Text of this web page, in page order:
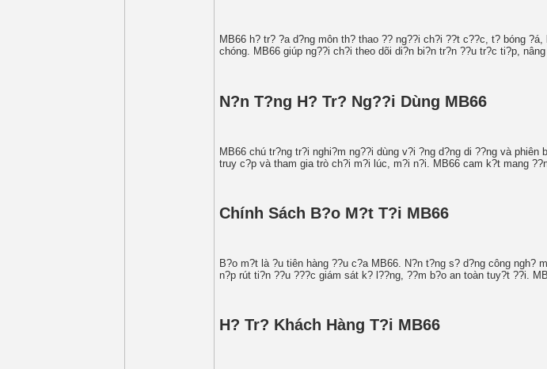
MB66 h? tr? ?a d?ng môn th? thao ?? ng??i ch?i ??t c??c, t? bóng
chóng. MB66 giúp ng??i ch?i theo dõi di?n bi?n tr?n ??u tr?c ti?p,
N?n T?ng H? Tr? Ng??i Dùng MB66
MB66 chú tr?ng tr?i nghi?m ng??i dùng v?i ?ng d?ng di ??ng và
truy c?p và tham gia trò ch?i m?i lúc, m?i n?i. MB66 cam k?t mang
Chính Sách B?o M?t T?i MB66
B?o m?t là ?u tiên hàng ??u c?a MB66. N?n t?ng s? d?ng công
n?p rút ti?n ??u ???c giám sát k? l??ng, ??m b?o an toàn tuy?t ??i.
H? Tr? Khách Hàng T?i MB66